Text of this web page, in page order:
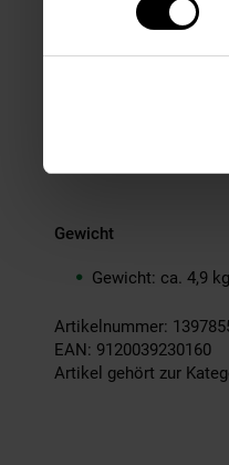
Leistung: 7,2 V /
Ladegeräte: 1
Gewicht
Gewicht: ca. 4,9 kg
Artikelnummer:
EAN: 9120039230160
Artikel gehört zur